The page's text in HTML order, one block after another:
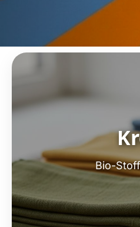
Bio-